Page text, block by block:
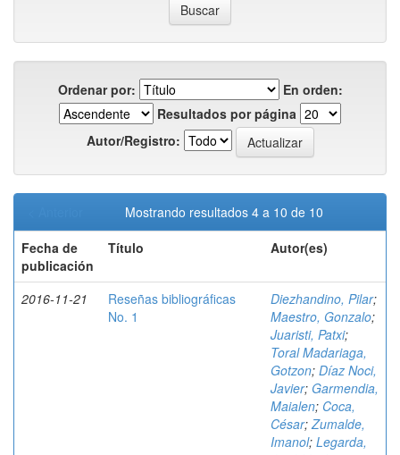
Ordenar por:
En orden:
Resultados por página
Autor/Registro:
Mostrando resultados 4 a 10 de 10
Fecha de
publicación
Título Autor(es)
2016-11-21
Reseñas bibliográficas
No. 1
Diezhandino, Pilar;
Maestro, Gonzalo;
Juaristi, Patxi;
Toral Madariaga,
Gotzon; Díaz Noci,
Javier; Garmendia,
Maialen; Coca,
César;Zumalde,
Imanol; Legarda,